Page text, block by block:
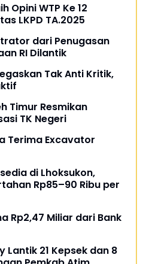
Opini WTP Ke 12
LKPD TA.2025
dari Penugasan
RI Dilantik
Tak Anti Kritik,
Timur Resmikan
TK Negeri
Terima Excavator
di Lhoksukon,
Rp85–90 Ribu per
Rp2,47 Miliar dari Bank
Lantik 21 Kepsek dan 8